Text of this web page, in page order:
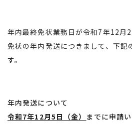
年内最終免状業務日が令和7年12月
免状の年内発送につきまして、下記
す。
年内発送について
令和7年12月5日（金） までに申請